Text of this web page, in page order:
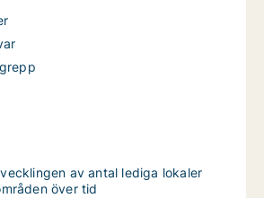
av antal lediga lokaler
över tid